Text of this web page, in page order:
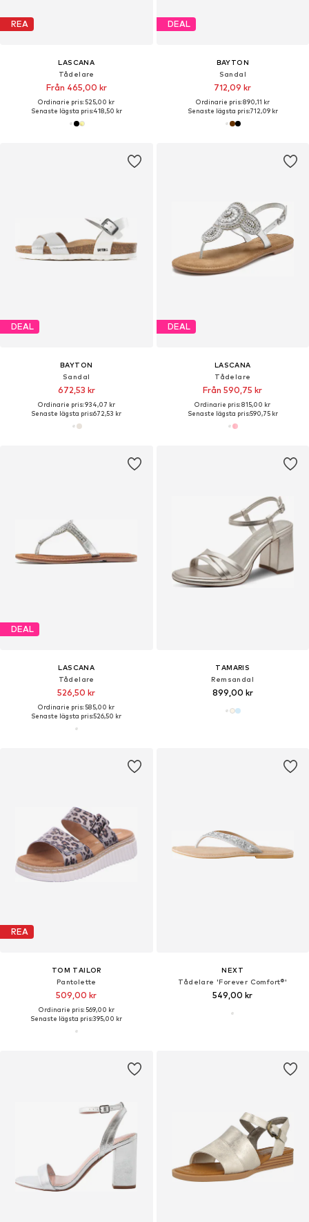
REA
LASCANA
Tådelare
Från 465,00 kr
Ordinarie pris: 525,00 kr
Senaste lägsta pris:418,50 kr
DEAL
BAYTON
Sandal
712,09 kr
Ordinarie pris: 890,11 kr
Senaste lägsta pris:712,09 kr
DEAL
BAYTON
Sandal
672,53 kr
Ordinarie pris: 934,07 kr
Senaste lägsta pris:672,53 kr
DEAL
LASCANA
Tådelare
Från 590,75 kr
Ordinarie pris: 815,00 kr
Senaste lägsta pris:590,75 kr
DEAL
LASCANA
Tådelare
526,50 kr
Ordinarie pris: 585,00 kr
Senaste lägsta pris:526,50 kr
TAMARIS
Remsandal
899,00 kr
REA
TOM TAILOR
Pantolette
509,00 kr
Ordinarie pris: 569,00 kr
Senaste lägsta pris:395,00 kr
NEXT
Tådelare 'Forever Comfort®'
549,00 kr